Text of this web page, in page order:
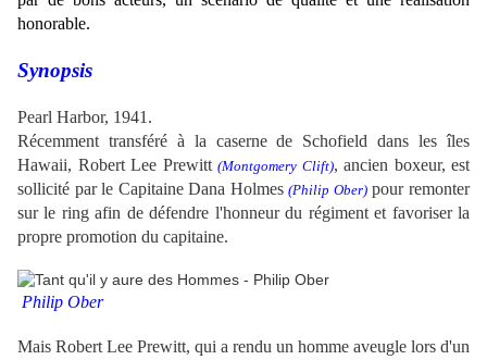
honorable.
Synopsis
Pearl Harbor, 1941 .
Récemment transféré à la caserne de Schofield dans les îles
Hawaii, Robert Lee Prewitt (Montgomery Clift), ancien boxeur, est
sollicité par le Capitaine Dana Holmes(Philip Ober)pour remonter
sur le ring afin de défendre l'honneur du régiment et favoriser la
propre promotion du capitaine.
Philip Ober
Mais Robert Lee Prewitt, qui a rendu un homme aveugle lors d'un